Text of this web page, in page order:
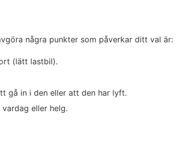
några punkter som påverkar ditt val är:
(lätt lastbil).
gå in i den eller att den har lyft.
eller helg.